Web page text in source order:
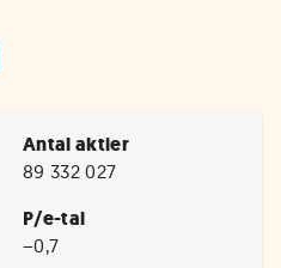
Antal aktier
89 332 027
P/e-tal
−0,7